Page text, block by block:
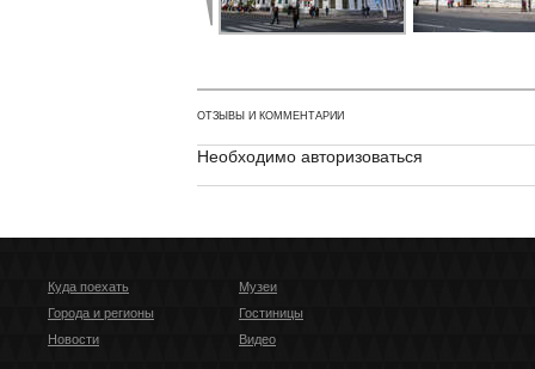
ОТЗЫВЫ И КОММЕНТАРИИ
Необходимо авторизоваться
Куда поехать
Города и регионы
Новости
Музеи
Гостиницы
Видео